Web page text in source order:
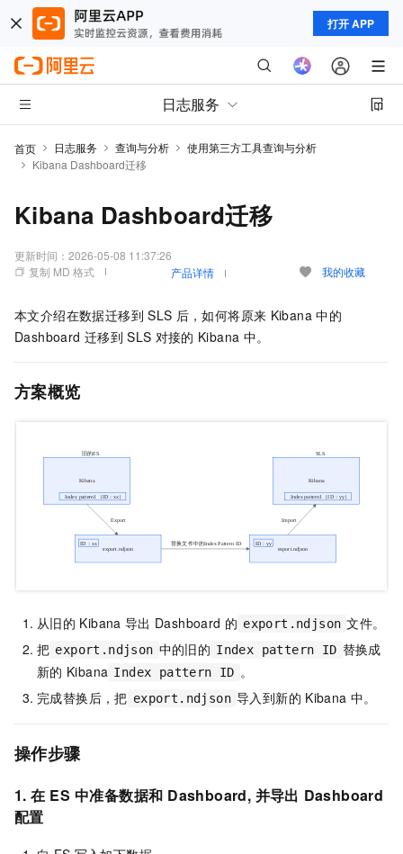
打开 APP
日志服务
首页 日志服务 查询与分析
使用第三方工具查询与分析
Kibana Dashboard迁移
Kibana Dashboard迁移
更新时间： 2026-05-08 11:37:26
复制 MD 格式
产品详情 我的收藏
本文介绍在数据迁移到 SLS 后，如何将原来 Kibana 中的
Dashboard 迁移到 SLS 对接的 Kibana 中。
方案概览
从旧的 Kibana 导出 Dashboard 的 export.ndjson 文件。
把 export.ndjson 中的旧的 Index pattern ID 替换成
新的 Kibana Index pattern ID 。
完成替换后，把 export.ndjson 导入到新的 Kibana 中。
操作步骤
1. 在 ES 中准备数据和 Dashboard, 并导出 Dashboard
配置